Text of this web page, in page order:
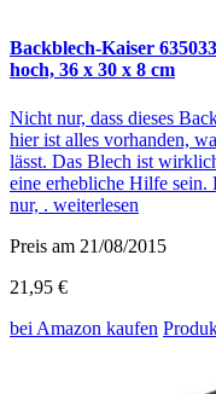
Backblech-Kaiser
hoch, 36 x 30 x 8 cm
Nicht nur, dass dieses
hier ist alles vorhanden,
lässt. Das Blech ist
eine erhebliche Hilfe
nur, . weiterlesen
Preis am 21/08/2015
21,95 €
bei Amazon kaufen